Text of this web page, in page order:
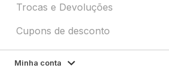
Trocas e Devoluções
Cupons de desconto
Minha conta